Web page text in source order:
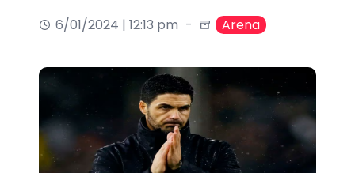
6/01/2024 | 12:13 pm
Arena